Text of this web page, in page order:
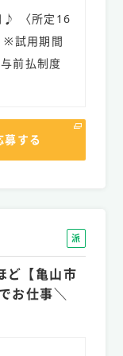
♪ 〈所定16
試用期間
前払制度
募する
派
遣
社
ど【亀山市
お仕事＼